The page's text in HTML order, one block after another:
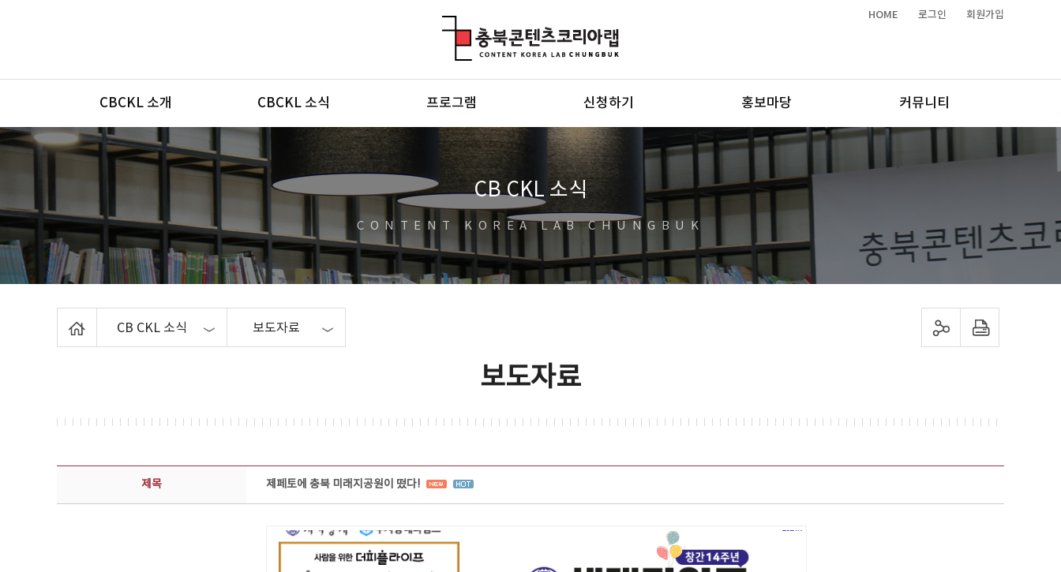
HOME 로그인 회원가입
메뉴
CBCKL 소개 CBCKL 소식 프로그램 신청하기 홍보마당 커뮤니티
CB CKL 소식
CONTENT KOREA LAB CHUNGBUK
CB CKL 소식 보도자료 sns 공유하기 프린트하기
보도자료
보도자료 상세보기 - 제목, 담당부서, 담당자, 담당연락처, 내용, 첨부파일 정보 제공
제목 제페토에 충북 미래지공원이 떴다!